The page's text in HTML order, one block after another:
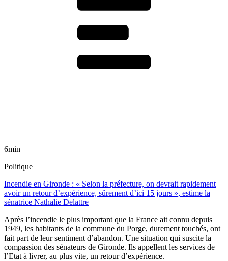
6min
Politique
Incendie en Gironde : « Selon la préfecture, on devrait rapidement
avoir un retour d’expérience, sûrement d’ici 15 jours », estime la
sénatrice Nathalie Delattre
Après l’incendie le plus important que la France ait connu depuis
1949, les habitants de la commune du Porge, durement touchés, ont
fait part de leur sentiment d’abandon. Une situation qui suscite la
compassion des sénateurs de Gironde. Ils appellent les services de
l’Etat à livrer, au plus vite, un retour d’expérience.